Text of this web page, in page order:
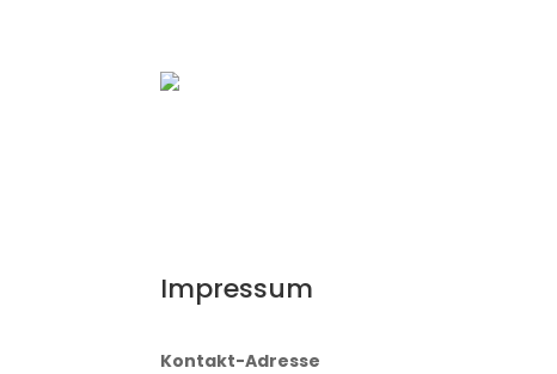
Impressum
Kontakt-Adresse